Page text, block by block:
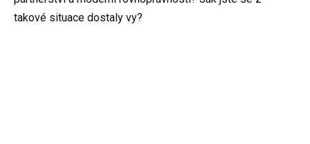
takové situace dostaly vy?